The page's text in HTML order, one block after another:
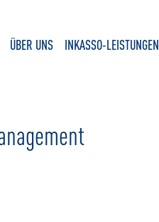
ÜBER UNS INKASSO-LEISTUNGEN